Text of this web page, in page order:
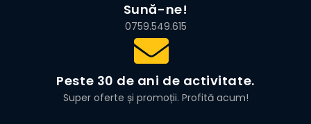
Sună-ne!
0759.549.615
Peste 30 de ani de activitate.
Super oferte și promoții. Profită acum!